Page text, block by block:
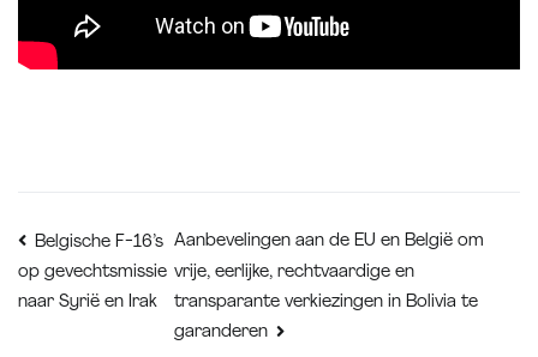
Bericht
navigatie
Belgische F-16’s
op gevechtsmissie
naar Syrië en Irak
Aanbevelingen aan de EU en België om
vrije, eerlijke, rechtvaardige en
transparante verkiezingen in Bolivia te
garanderen